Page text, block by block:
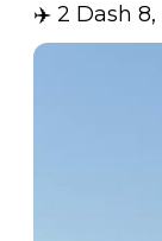
✈️ 2 Dash